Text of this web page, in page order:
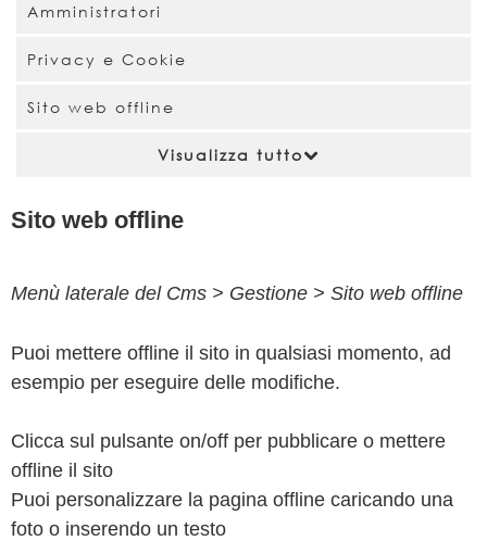
Amministratori
Privacy e Cookie
Sito web offline
Visualizza tutto
Sito web offline
Menù laterale del Cms > Gestione > Sito web offline
Puoi mettere offline il sito in qualsiasi momento, ad
esempio per eseguire delle modifiche.
Clicca sul pulsante on/off per pubblicare o mettere
offline il sito
Puoi personalizzare la pagina offline caricando una
foto o inserendo un testo